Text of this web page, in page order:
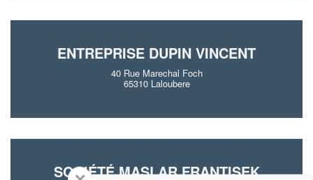
ENTREPRISE DUPIN VINCENT
40 Rue Marechal Foch
65310 Laloubere
SOCIÉTÉ MASLAR FRANTISEK